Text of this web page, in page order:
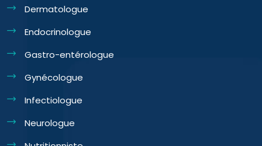
Dermatologue
Endocrinologue
Gastro-entérologue
Gynécologue
Infectiologue
Neurologue